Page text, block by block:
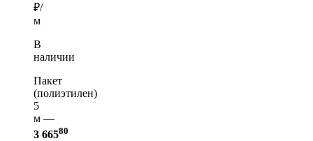
₽/
м
В
наличии
Пакет
(полиэтилен)
5
м —
3 66580